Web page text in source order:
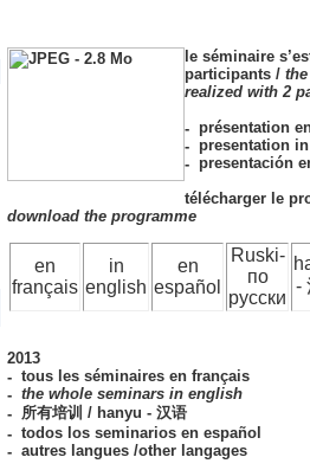
le séminaire
participants /
realized with 2
présentation
presentation
presentación
télécharger le
download the programme
en
français
in
english
en
español
Ruski-
по
русски
-
2013
tous les séminaires en français
the whole seminars in english
所有培训 / hanyu - 汉语
todos los seminarios en español
autres langues /other langages